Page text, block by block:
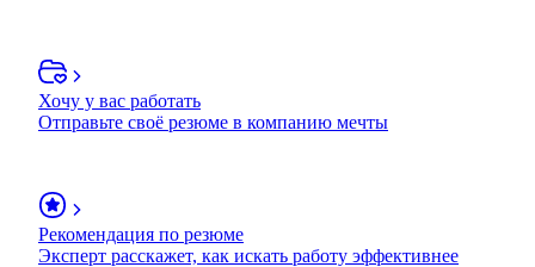
Хочу у вас работать
Отправьте своё резюме в компанию мечты
Рекомендация по резюме
Эксперт расскажет, как искать работу эффективнее